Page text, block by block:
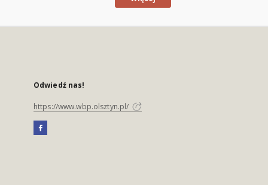
Odwiedź nas!
https://www.wbp.olsztyn.pl/